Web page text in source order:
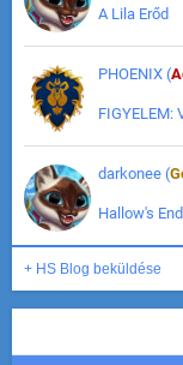
A Lila Erőd
PHOENIX (
FIGYELEM:
darkonee (
Hallow's
+ HS Blog beküldése